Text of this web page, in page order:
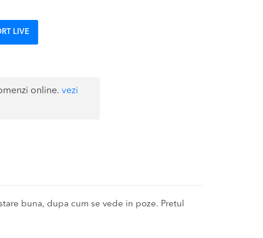
LIVE
online.vezi
buna, dupa cum se vede in poze. Pretul